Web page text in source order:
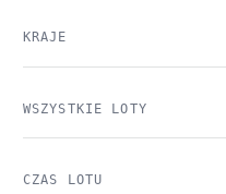
KRAJE
WSZYSTKIE LOTY
CZAS LOTU